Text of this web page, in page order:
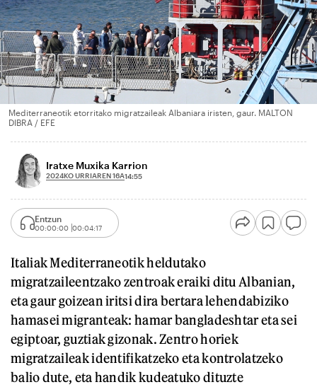
Mediterraneotik etorritako migratzaileak Albaniara iristen, gaur. MALTON
DIBRA / EFE
Iratxe Muxika Karrion
2024KO URRIAREN 16A14:55
Entzun
00:00:00 00:04:17
Italiak Mediterraneotik heldutako
migratzaileentzako zentroak eraiki ditu Albanian,
eta gaur goizean iritsi dira bertara lehendabiziko
hamasei migranteak: hamar bangladeshtar eta sei
egiptoar, guztiak gizonak. Zentro horiek
migratzaileak identifikatzeko eta kontrolatzeko
balio dute, eta handik kudeatuko dituzte